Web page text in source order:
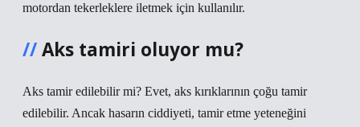
motordan tekerleklere iletmek için kullanılır.
Aks tamiri oluyor mu?
Aks tamir edilebilir mi? Evet, aks kırıklarının çoğu tamir
edilebilir. Ancak hasarın ciddiyeti, tamir etme yeteneğini